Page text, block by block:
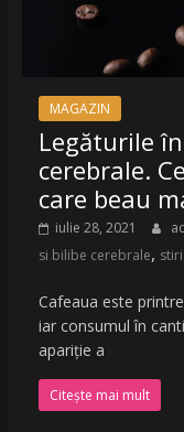
MAGAZIN
Legăturile
cerebrale.
care beau
iulie 28, 2021
si bilibe cerebrale,
Cafeaua este
iar consumul în
apariție a
Citește mai mult